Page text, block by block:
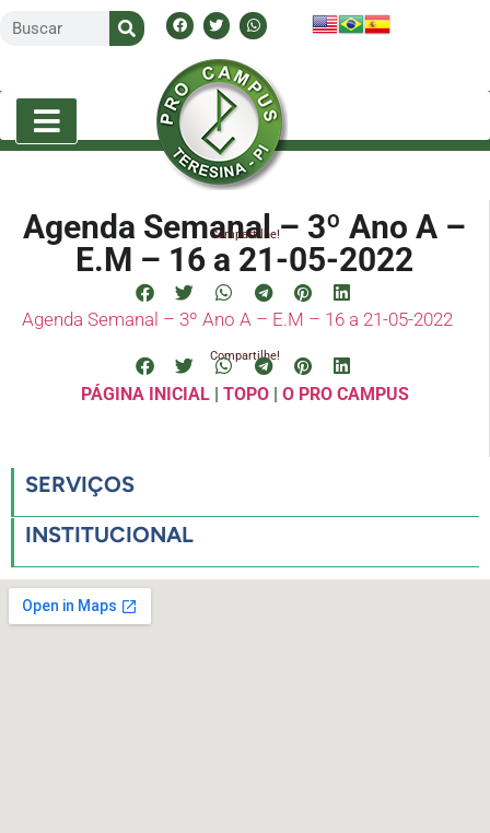
Agenda Semanal – 3º Ano A –
E.M – 16 a 21-05-2022
Compartilhe!
Agenda Semanal – 3º Ano A – E.M – 16 a 21-05-2022
Compartilhe!
PÁGINA INICIAL| TOPO| O PRO CAMPUS
SERVIÇOS
INSTITUCIONAL